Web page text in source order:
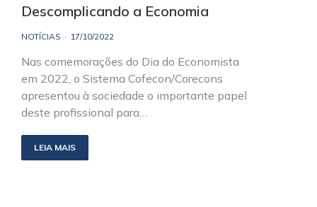
Descomplicando a Economia
NOTÍCIAS 17/10/2022
Nas comemorações do Dia do Economista
em 2022, o Sistema Cofecon/Corecons
apresentou à sociedade o importante papel
deste profissional para…
LEIA MAIS